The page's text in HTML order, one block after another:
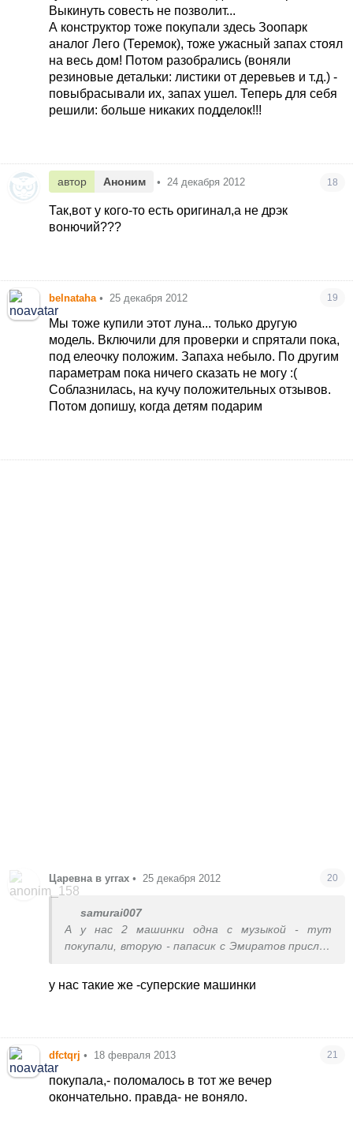
Выкинуть совесть не позволит...
А конструктор тоже покупали здесь Зоопарк
аналог Лего (Теремок), тоже ужасный запах стоял
на весь дом! Потом разобрались (воняли
резиновые детальки: листики от деревьев и т.д.) -
повыбрасывали их, запах ушел. Теперь для себя
решили: больше никаких подделок!!!
автор Аноним • 24 декабря 2012 18
Так,вот у кого-то есть оригинал,а не дрэк
вонючий???
belnataha • 25 декабря 2012 19
Мы тоже купили этот луна... только другую
модель. Включили для проверки и спрятали пока,
под елеочку положим. Запаха небыло. По другим
параметрам пока ничего сказать не могу :(
Соблазнилась, на кучу положительных отзывов.
Потом допишу, когда детям подарим
Царевна в уггах • 25 декабря 2012 20
samurai007
А у нас 2 машинки одна с музыкой - тут
покупали, вторую - папасик с Эмиратов прислал
том, что мы ею пользуемся каждый день) :)
у нас такие же -суперские машинки
dfctqrj • 18 февраля 2013 21
покупала,- поломалось в тот же вечер
окончательно. правда- не воняло.